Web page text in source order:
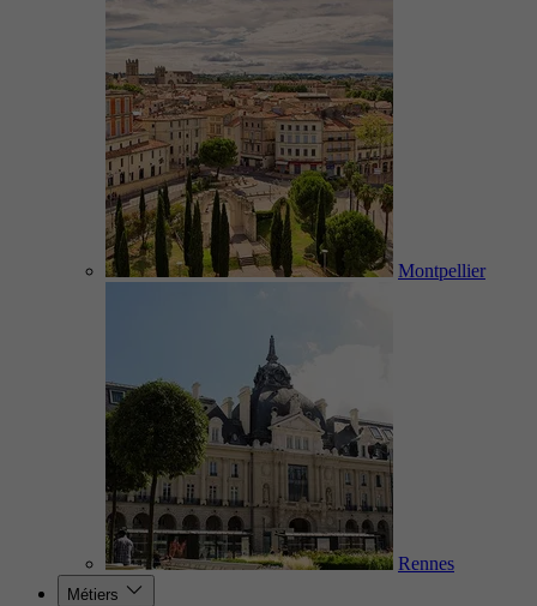
Montpellier
Rennes
Métiers